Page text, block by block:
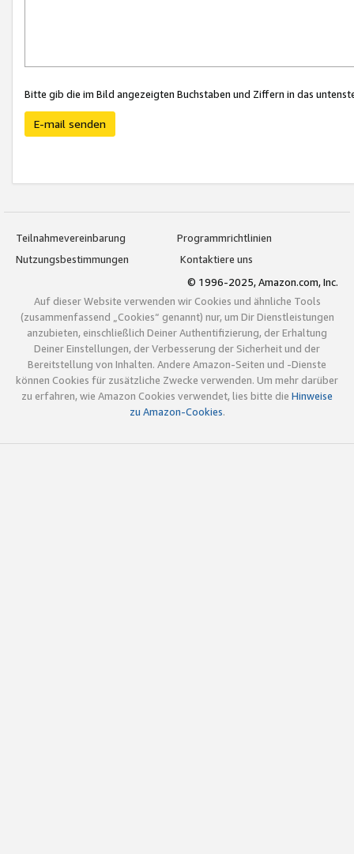
Bitte gib die im Bild angezeigten Buchstaben und Ziffern in das
E-mail senden
Teilnahmevereinbarung
Programmrichtlinien
Nutzungsbestimmungen
Kontaktiere uns
© 1996-2025, Amazon.com, Inc.
Auf dieser Website verwenden wir Cookies und ähnliche Tools
(zusammenfassend „Cookies“ genannt) nur, um Dir Dienstleistungen
anzubieten, einschließlich Deiner Authentifizierung, der Erhaltung
Deiner Einstellungen, der Verbesserung der Sicherheit und der
Bereitstellung von Inhalten. Andere Amazon-Seiten und -Dienste
können Cookies für zusätzliche Zwecke verwenden. Um mehr darüber
zu erfahren, wie Amazon Cookies verwendet, lies bitte die Hinweise
zu Amazon-Cookies.